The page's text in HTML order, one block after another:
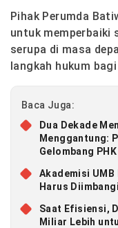
Pihak Perumda
untuk memperbaiki
serupa di masa
langkah hukum
Baca Juga:
Dua Dekade
Menggantung:
Gelombang
Akademisi
Harus
Saat Efisiensi,
Miliar Lebih